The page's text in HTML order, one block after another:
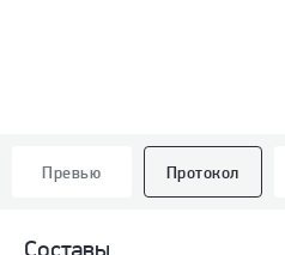
Превью Протокол
Составы